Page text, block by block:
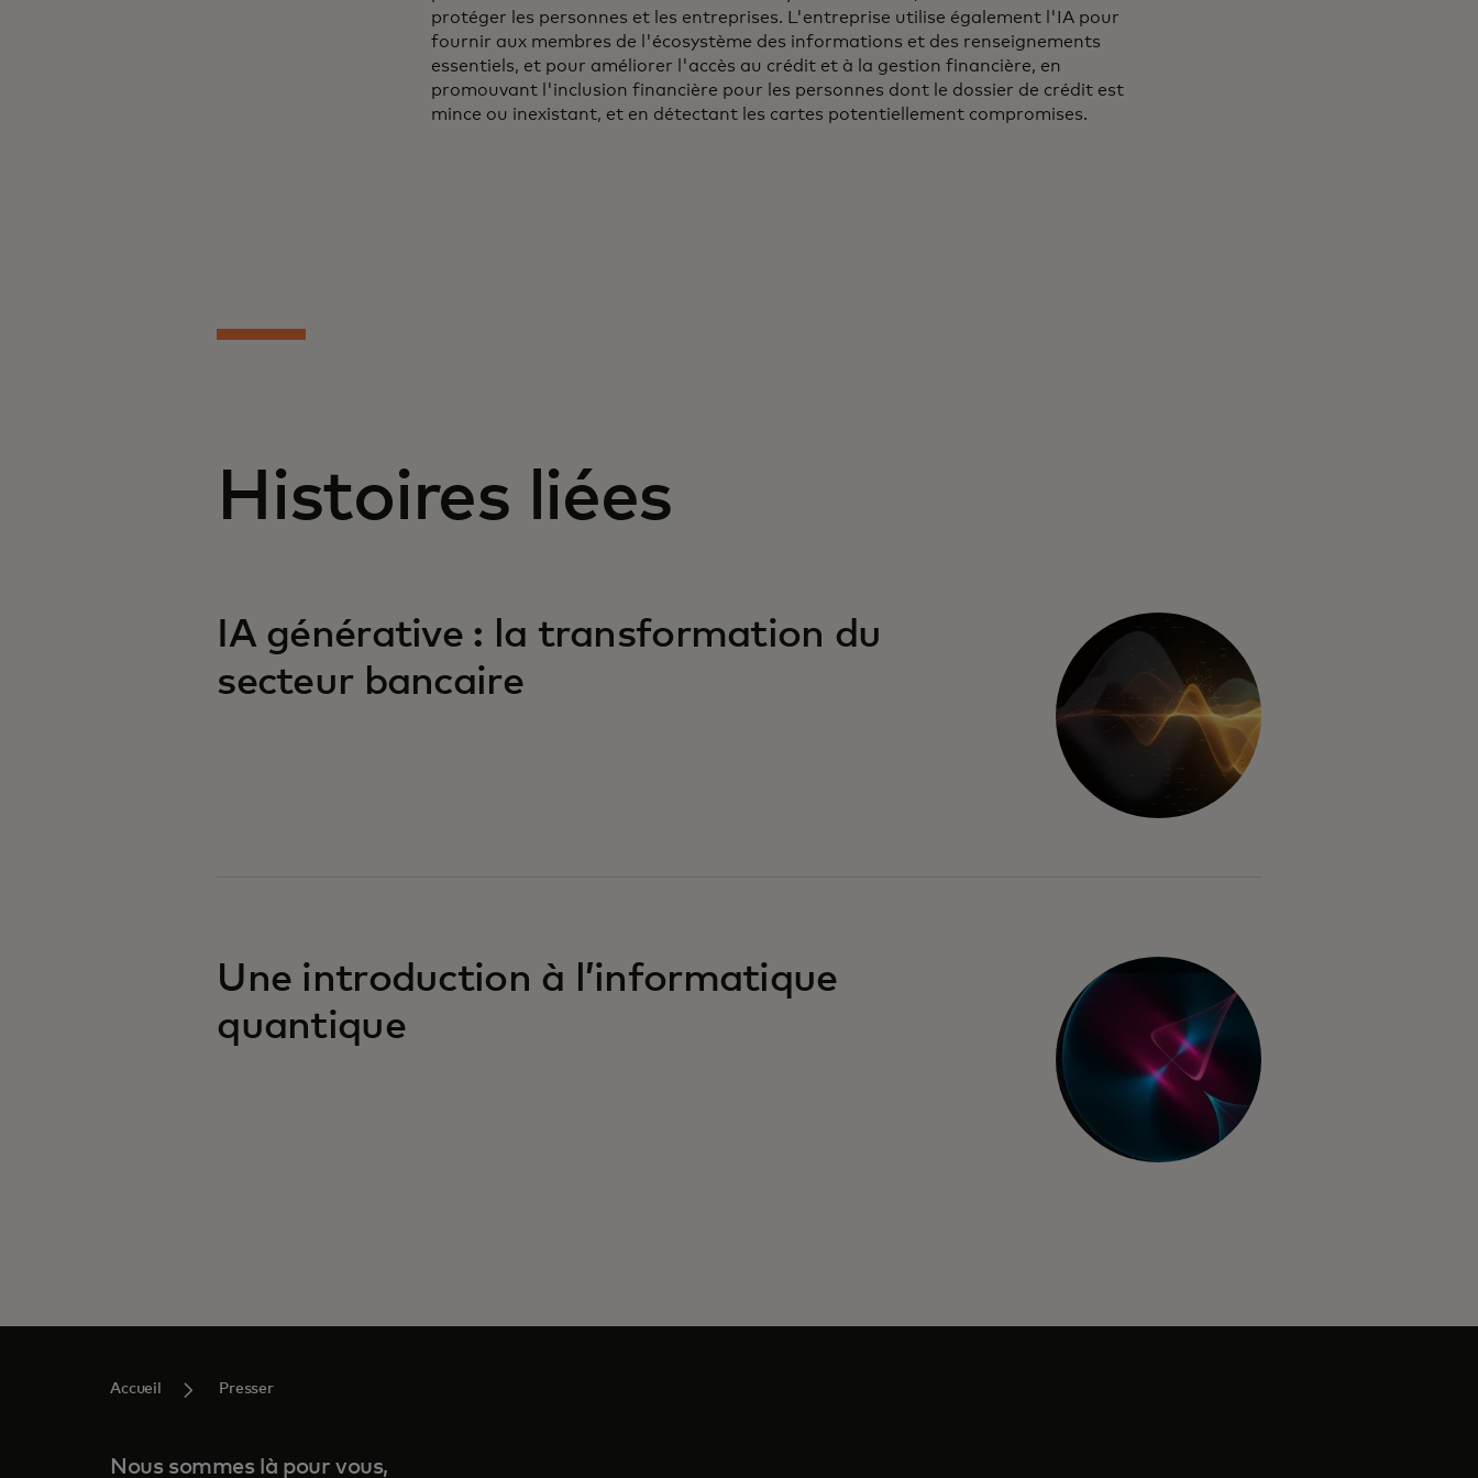
protéger les personnes et les entreprises. L'entreprise utilise également l'IA pour
fournir aux membres de l'écosystème des informations et des renseignements
essentiels, et pour améliorer l'accès au crédit et à la gestion financière, en
promouvant l'inclusion financière pour les personnes dont le dossier de crédit est
mince ou inexistant, et en détectant les cartes potentiellement compromises.
Histoires liées
IA générative : la transformation du
secteur bancaire
Une introduction à l’informatique
quantique
Accueil Presser
Nous sommes là pour vous,